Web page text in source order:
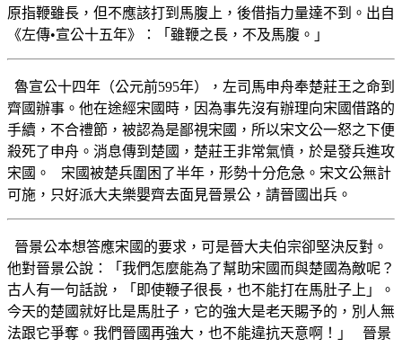
原指鞭雖長，但不應該打到馬腹上，後借指力量達不到。出自
《左傳•宣公十五年》：「雖鞭之長，不及馬腹。」
魯宣公十四年（公元前595年），左司馬申舟奉楚莊王之命到
齊國辦事。他在途經宋國時，因為事先沒有辦理向宋國借路的
手續，不合禮節，被認為是鄙視宋國，所以宋文公一怒之下便
殺死了申舟。消息傳到楚國，楚莊王非常氣憤，於是發兵進攻
宋國。 宋國被楚兵圍困了半年，形勢十分危急。宋文公無計
可施，只好派大夫樂嬰齊去面見晉景公，請晉國出兵。
晉景公本想答應宋國的要求，可是晉大夫伯宗卻堅決反對。
他對晉景公說：「我們怎麼能為了幫助宋國而與楚國為敵呢？
古人有一句話說，「即使鞭子很長，也不能打在馬肚子上」。
今天的楚國就好比是馬肚子，它的強大是老天賜予的，別人無
法跟它爭奪。我們晉國再強大，也不能違抗天意啊！」 晉景